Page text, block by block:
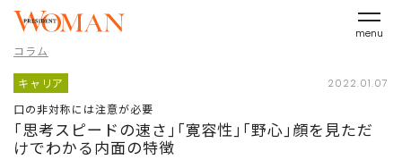
menu
コラム
キャリア 2022.01.07
口の非対称には注意が必要
｢思考スピードの速さ｣｢寛容性｣｢野心｣顔を見ただ
けでわかる内面の特徴